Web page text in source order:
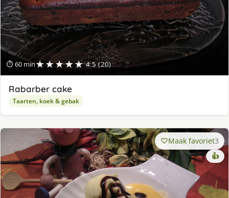
⏱ 60 min★★★★★ 4.5 (20)
Rabarber cake
Taarten, koek & gebak
Maak favoriet3
👍